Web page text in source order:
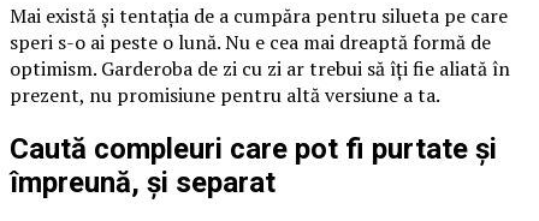
Mai există și tentația de a cumpăra pentru silueta pe care
speri s-o ai peste o lună. Nu e cea mai dreaptă formă de
optimism. Garderoba de zi cu zi ar trebui să îți fie aliată în
prezent, nu promisiune pentru altă versiune a ta.
Caută compleuri care pot fi purtate și
împreună, și separat